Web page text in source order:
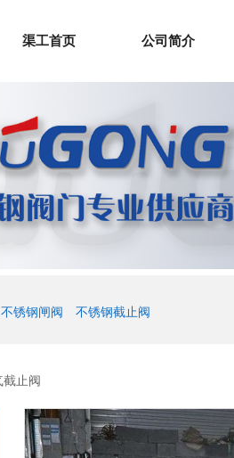
渠工首页 公司简介
不锈钢闸阀 不锈钢截止阀
截止阀